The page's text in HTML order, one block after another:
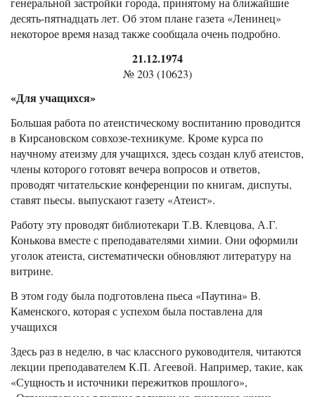
десять-пятнадцать лет. Об этом плане газета «Ленинец»
некоторое время назад также сообщала очень подробно.
21.12.1974
№ 203 (10623)
«Для учащихся»
Большая работа по атеистическому воспитанию проводится
в Кирсановском совхозе-техникуме. Кроме курса по
научному атеизму для учащихся, здесь создан клуб атеистов,
члены которого готовят вечера вопросов и ответов,
проводят читательские конференции по книгам, диспуты,
ставят пьесы. выпускают газету «Атеист».
Работу эту проводят библиотекари Т.В. Клевцова, А.Г.
Конькова вместе с преподавателями химии. Они оформили
уголок атеиста, систематически обновляют литературу на
витрине.
В этом году была подготовлена пьеса «Паутина» В.
Каменского, которая с успехом была поставлена для
учащихся
Здесь раз в неделю, в час классного руководителя, читаются
лекции преподавателем К.П. Агеевой. Например, такие, как
«Сущность и источники пережитков прошлого»,